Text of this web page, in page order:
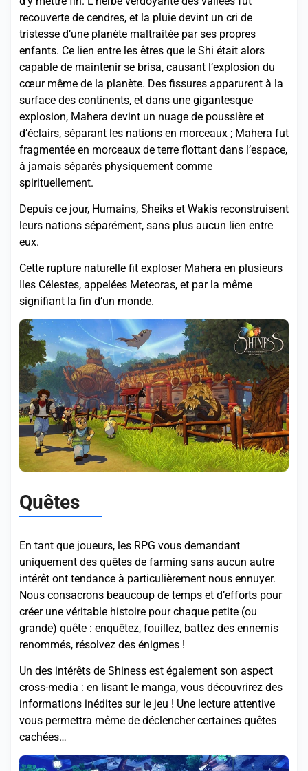
recouverte de cendres, et la pluie devint un cri de
tristesse d’une planète maltraitée par ses propres
enfants. Ce lien entre les êtres que le Shi était alors
capable de maintenir se brisa, causant l’explosion du
cœur même de la planète. Des fissures apparurent à la
surface des continents, et dans une gigantesque
explosion, Mahera devint un nuage de poussière et
d’éclairs, séparant les nations en morceaux ; Mahera fut
fragmentée en morceaux de terre flottant dans l’espace,
à jamais séparés physiquement comme
spirituellement.
Depuis ce jour, Humains, Sheiks et Wakis reconstruisent
leurs nations séparément, sans plus aucun lien entre
eux.
Cette rupture naturelle fit exploser Mahera en plusieurs
Iles Célestes, appelées Meteoras, et par la même
signifiant la fin d’un monde.
Quêtes
En tant que joueurs, les RPG vous demandant
uniquement des quêtes de farming sans aucun autre
intérêt ont tendance à particulièrement nous ennuyer.
Nous consacrons beaucoup de temps et d’efforts pour
créer une véritable histoire pour chaque petite (ou
grande) quête : enquêtez, fouillez, battez des ennemis
renommés, résolvez des énigmes !
Un des intérêts de Shiness est également son aspect
cross-media : en lisant le manga, vous découvrirez des
informations inédites sur le jeu ! Une lecture attentive
vous permettra même de déclencher certaines quêtes
cachées…